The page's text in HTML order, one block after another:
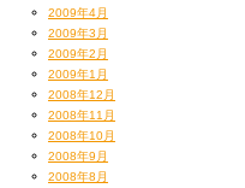
2009年4月
2009年3月
2009年2月
2009年1月
2008年12月
2008年11月
2008年10月
2008年9月
2008年8月